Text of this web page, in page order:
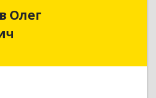
Олег
ИП Емельянов Олег